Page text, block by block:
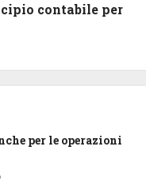
contabile per
per le operazioni